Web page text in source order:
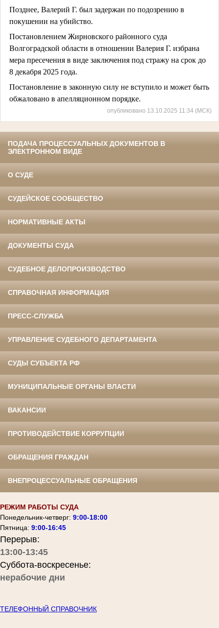
Позднее, Валерий Г. был задержан по подозрению в
покушении на убийство.
Постановлением Жирновского районного суда
Волгоградской области в отношении Валерия Г. избрана
мера пресечения в виде заключения под стражу на срок до
8 декабря 2025 года.
Постановление в законную силу не вступило и может быть
обжаловано в апелляционном порядке.
опубликовано 13.10.2025 11:34 (МСК)
ПОДАЧА ПРОЦЕССУАЛЬНЫХ ДОКУМЕНТОВ В
ЭЛЕКТРОННОМ ВИДЕ
О СУДЕ
СУДЕЙСКОЕ СООБЩЕСТВО
НОРМАТИВНЫЕ АКТЫ
ДОКУМЕНТЫ СУДА
СУДЕБНОЕ ДЕЛОПРОИЗВОДСТВО
СПРАВОЧНАЯ ИНФОРМАЦИЯ
ПРЕСС-СЛУЖБА
УПРАВЛЕНИЕ СУДЕБНОГО ДЕПАРТАМЕНТА
СУДЫ СУБЪЕКТА РФ
МУНИЦИПАЛЬНЫЕ ОРГАНЫ ВЛАСТИ
ВАКАНСИИ
ПРОТИВОДЕЙСТВИЕ КОРРУПЦИИ
ОБРАЩЕНИЯ ГРАЖДАН
ВНЕПРОЦЕССУАЛЬНЫЕ ОБРАЩЕНИЯ
РЕЖИМ РАБОТЫ СУДА
Понедельник-четверг: 9:00-18:00
Пятница: 9:00-16:45
Перерыв:
13:00-13:45
Суббота-воскресенье:
нерабочие дни
ТЕЛЕФОННЫЙ СПРАВОЧНИК